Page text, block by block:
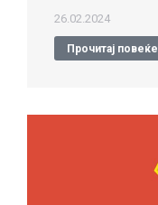
26.02.2024
Прочитај повеќе